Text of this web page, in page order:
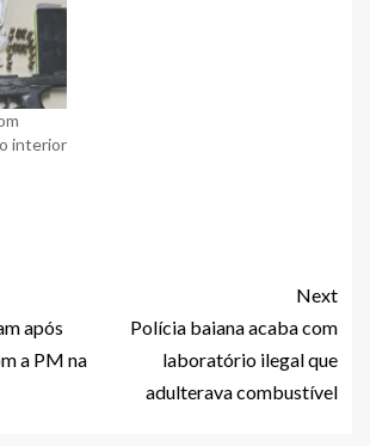
interior
após
a PM na
Next
Polícia baiana acaba com
laboratório ilegal que
adulterava combustível